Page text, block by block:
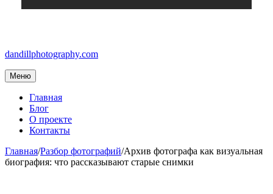
dandillphotography.com
Меню
Главная
Блог
О проекте
Контакты
Главная/Разбор фотографий/Архив фотографа как визуальная
биография: что рассказывают старые снимки